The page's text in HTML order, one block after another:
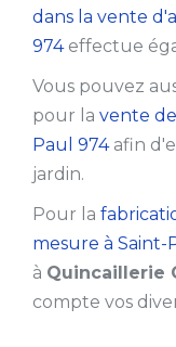
dans la vente
974effectue
Vous pouvez
pour la vente
Paul 974afin
jardin.
Pour la
mesure à Saint-
à Quincaillerie
compte vos